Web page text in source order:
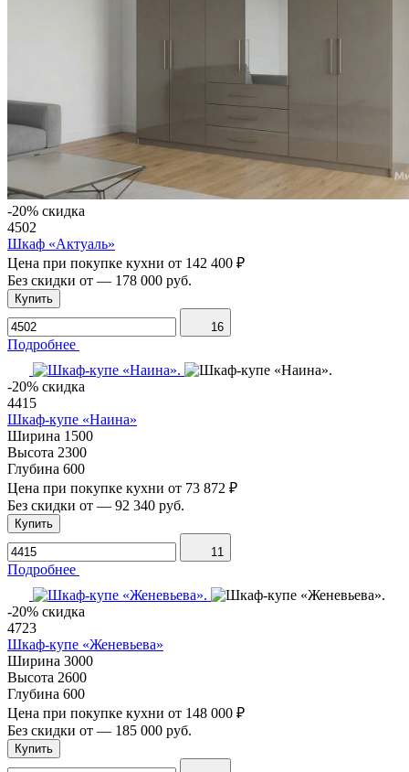
-20% скидка
4502
Шкаф «Актуаль»
Цена при покупке кухни от 142 400 ₽
Без скидки от — 178 000 руб.
Купить
16
Подробнее
-20% скидка
4415
Шкаф-купе «Наина»
Ширина 1500
Высота 2300
Глубина 600
Цена при покупке кухни от 73 872 ₽
Без скидки от — 92 340 руб.
Купить
11
Подробнее
-20% скидка
4723
Шкаф-купе «Женевьева»
Ширина 3000
Высота 2600
Глубина 600
Цена при покупке кухни от 148 000 ₽
Без скидки от — 185 000 руб.
Купить